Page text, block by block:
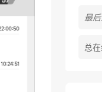
最
总